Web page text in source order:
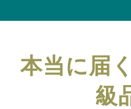
本当に届
級